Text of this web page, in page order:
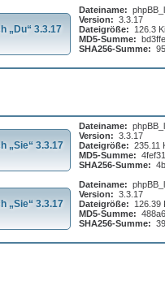
„Du“ 3.3.17
Dateiname:
Version: 3.3.17
Dateigröße:
126.3
MD5-Summe:
SHA256-Summe:
„Sie“ 3.3.17
Dateiname:
Version: 3.3.17
Dateigröße: 235.11
MD5-Summe:
SHA256-Summe:
„Sie“ 3.3.17
Dateiname:
Version: 3.3.17
Dateigröße:
126.39
MD5-Summe:
SHA256-Summe: